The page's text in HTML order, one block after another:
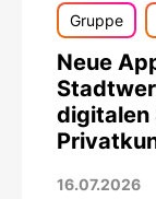
Gruppe
Neue
digitalen
16.07.2026